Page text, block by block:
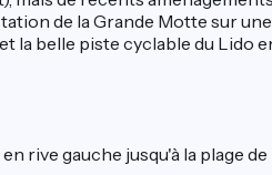
de la Grande Motte sur
la belle piste cyclable du Lido
rive gauche jusqu'à la plage